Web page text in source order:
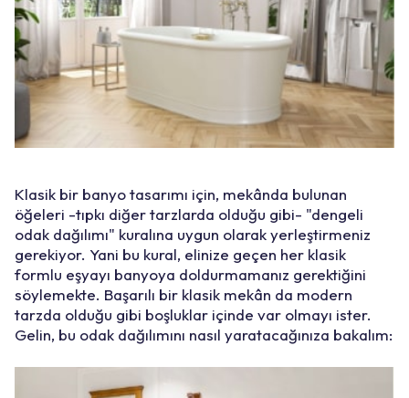
Klasik bir banyo tasarımı için, mekânda bulunan
öğeleri -tıpkı diğer tarzlarda olduğu gibi- "dengeli
odak dağılımı" kuralına uygun olarak yerleştirmeniz
gerekiyor. Yani bu kural, elinize geçen her klasik
formlu eşyayı banyoya doldurmamanız gerektiğini
söylemekte. Başarılı bir klasik mekân da modern
tarzda olduğu gibi boşluklar içinde var olmayı ister.
Gelin, bu odak dağılımını nasıl yaratacağınıza bakalım: